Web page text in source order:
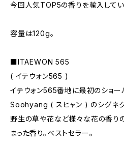
今回人気TOP5の香りを輸入してい
容量は120g。
■ITAEWON 565
( イテウォン565 )
イテウォン565番地に最初のショー
Soohyang ( スヒャン ) のシグネク
野生の草や花など様々な花の香り
まった香り。ベストセラー。